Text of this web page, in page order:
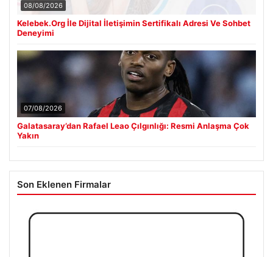
08/08/2026
Kelebek.Org İle Dijital İletişimin Sertifikalı Adresi Ve Sohbet
Deneyimi
07/08/2026
Galatasaray’dan Rafael Leao Çılgınlığı: Resmi Anlaşma Çok
Yakın
Son Eklenen Firmalar